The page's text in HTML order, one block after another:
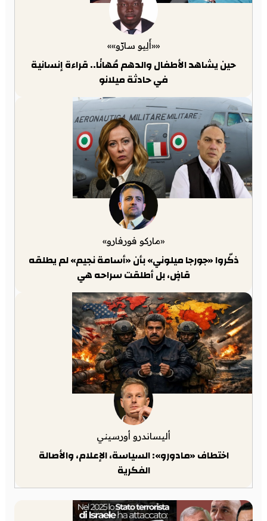
««أَلِيو سارّو»»
حين يشاهد الأطفال والدهم مُهانًا.. قراءة إنسانية
في حادثة ميلانو
«ماركو فورفارو»
ذكّروا «جورجا ميلوني» بأن «أسامة نجيم» لم يطلقه
قاضٍ، بل أطلقت سراحه هي
أليساندرو أورسيني
اختطاف «مادورو»: السياسة، الإعلام، والأصالة
الفكرية